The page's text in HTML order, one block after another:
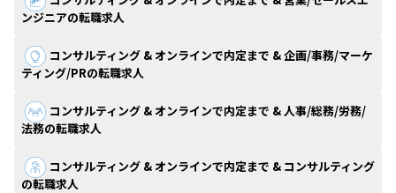
ンジニアの転職求人
コンサルティング & オンラインで内定まで & 企画/事務/マーケ
ティング/PRの転職求人
コンサルティング & オンラインで内定まで & 人事/総務/労務/
法務の転職求人
コンサルティング & オンラインで内定まで & コンサルティング
の転職求人